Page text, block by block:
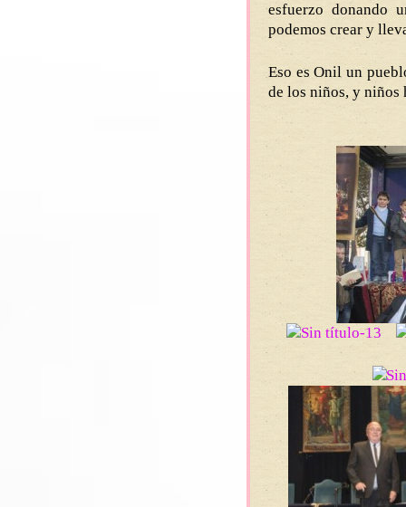
esfuerzo donando
podemos crear y
Eso es Onil un
de los niños, y niños